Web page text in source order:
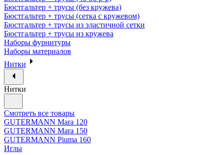
Бюстгальтер + трусы (без кружева)
Бюстгальтер + трусы (сетка с кружевом)
Бюстгальтер + трусы из эластичной сетки
Бюстгальтер + трусы из кружева
Наборы фурнитуры
Наборы материалов
Нитки
Нитки
Смотреть все товары
GUTERMANN Mara 120
GUTERMANN Mara 150
GUTERMANN Piuma 160
Иглы